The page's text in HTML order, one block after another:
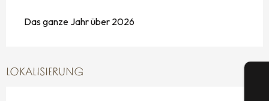
Das ganze Jahr über 2026
LOKALISIERUNG